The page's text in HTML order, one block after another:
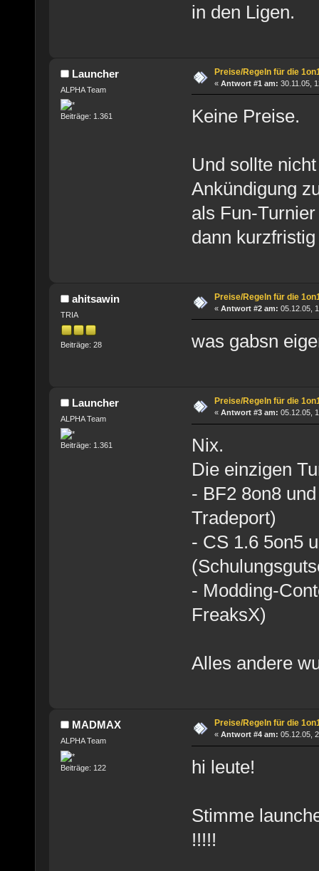
in den Ligen.
Launcher
ALPHA Team
Beiträge: 1.361
Preise/Regeln für die
« Antwort #1 am: 30.11.05,
Keine Preise.
Und sollte
Ankündigung
als Fun-
dann
ahitsawin
TRIA
Beiträge: 28
Preise/Regeln für die
« Antwort #2 am: 05.12.05,
was gabsn
Launcher
ALPHA Team
Beiträge: 1.361
Preise/Regeln für die
« Antwort #3 am: 05.12.05,
Nix.
Die einzigen
- BF2 8on8
Tradeport)
- CS 1.6 5on5
- Modding-
FreaksX)
Alles andere
MADMAX
ALPHA Team
Beiträge: 122
Preise/Regeln für die
« Antwort #4 am: 05.12.05,
hi leute!
Stimme
!!!!!